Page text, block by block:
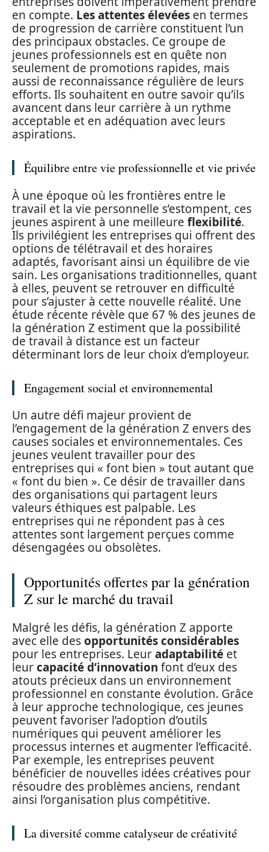
en compte. Les attentes élevées en termes
de progression de carrière constituent l’un
des principaux obstacles. Ce groupe de
jeunes professionnels est en quête non
seulement de promotions rapides, mais
aussi de reconnaissance régulière de leurs
efforts. Ils souhaitent en outre savoir qu’ils
avancent dans leur carrière à un rythme
acceptable et en adéquation avec leurs
aspirations.
Équilibre entre vie professionnelle et vie privée
À une époque où les frontières entre le
travail et la vie personnelle s’estompent, ces
jeunes aspirent à une meilleure flexibilité.
Ils privilégient les entreprises qui offrent des
options de télétravail et des horaires
adaptés, favorisant ainsi un équilibre de vie
sain. Les organisations traditionnelles, quant
à elles, peuvent se retrouver en difficulté
pour s’ajuster à cette nouvelle réalité. Une
étude récente révèle que 67 % des jeunes de
la génération Z estiment que la possibilité
de travail à distance est un facteur
déterminant lors de leur choix d’employeur.
Engagement social et environnemental
Un autre défi majeur provient de
l’engagement de la génération Z envers des
causes sociales et environnementales. Ces
jeunes veulent travailler pour des
entreprises qui « font bien » tout autant que
« font du bien ». Ce désir de travailler dans
des organisations qui partagent leurs
valeurs éthiques est palpable. Les
entreprises qui ne répondent pas à ces
attentes sont largement perçues comme
désengagées ou obsolètes.
Opportunités offertes par la génération
Z sur le marché du travail
Malgré les défis, la génération Z apporte
avec elle desopportunités considérables
pour les entreprises. Leuradaptabilité et
leurcapacité d’innovation font d’eux des
atouts précieux dans un environnement
professionnel en constante évolution. Grâce
à leur approche technologique, ces jeunes
peuvent favoriser l’adoption d’outils
numériques qui peuvent améliorer les
processus internes et augmenter l’efficacité.
Par exemple, les entreprises peuvent
bénéficier de nouvelles idées créatives pour
résoudre des problèmes anciens, rendant
ainsi l’organisation plus compétitive.
La diversité comme catalyseur de créativité